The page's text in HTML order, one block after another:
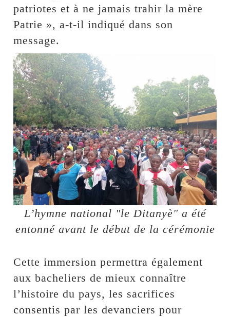
patriotes et à ne jamais trahir la mère
Patrie », a-t-il indiqué dans son
message.
L’hymne national "le Ditanyè" a été
entonné avant le début de la cérémonie
Cette immersion permettra également
aux bacheliers de mieux connaître
l’histoire du pays, les sacrifices
consentis par les devanciers pour